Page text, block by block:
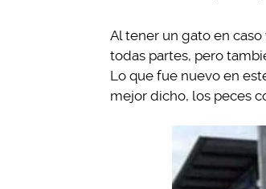
Al tener un gato en
todas partes, pero
Lo que fue nuevo en
mejor dicho, los peces